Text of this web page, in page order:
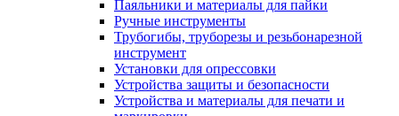
Паяльники и материалы для пайки
Ручные инструменты
Трубогибы, труборезы и резьбонарезной
инструмент
Установки для опрессовки
Устройства защиты и безопасности
Устройства и материалы для печати и